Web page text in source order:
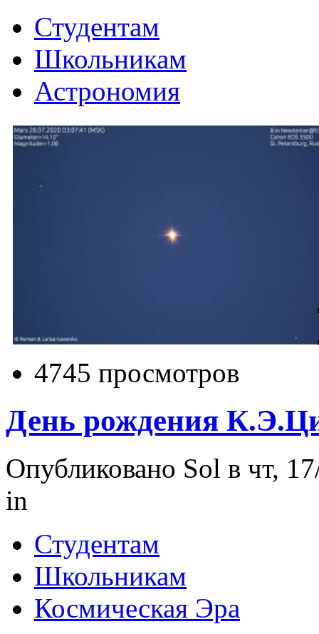
Студентам
Школьникам
Астрономия
4745 просмотров
День рождения
Опубликовано Sol в чт,
in
Студентам
Школьникам
Космическая Эра